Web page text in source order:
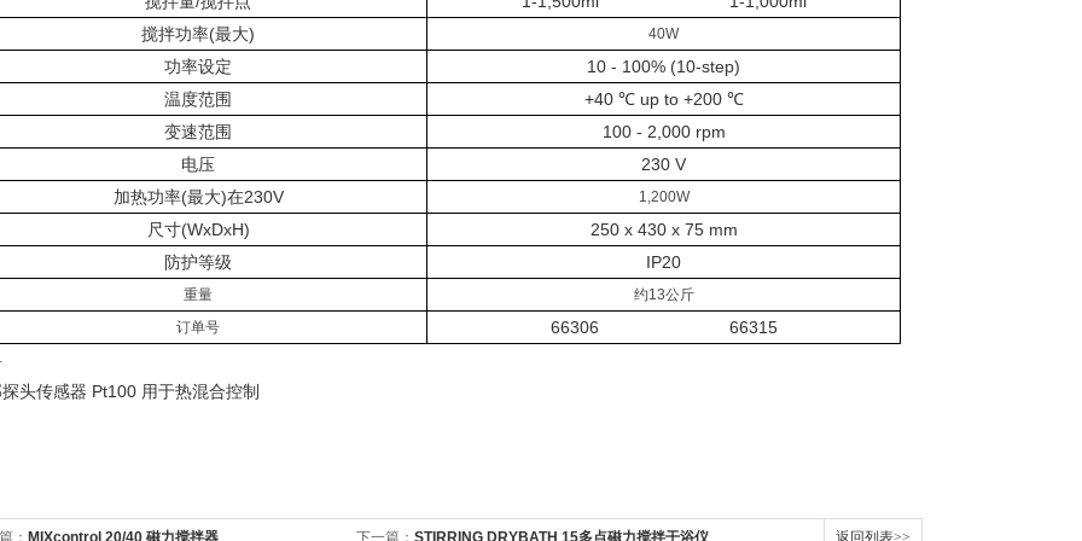
搅拌功率(最大)
40W
功率设定 10 - 100% (10-step)
温度范围
+40 ℃ up to +200 ℃
变速范围
100 - 2,000 rpm
电压
230 V
加热功率(最大)在230V
1,200W
尺寸(WxDxH) 250 x 430 x 75 mm
防护等级
IP20
重量
约13公斤
订单号
66306 66315
头传感器 Pt100 用于热混合控制
： MIXcontrol 20/40 磁力搅拌器 下一篇： STIRRING DRYBATH 15多点磁力搅拌干浴仪 返回列表>>